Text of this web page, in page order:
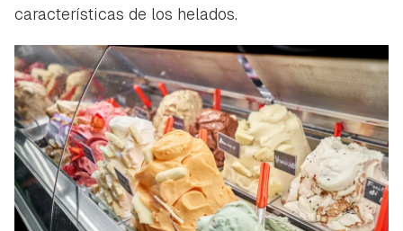
características de los helados.